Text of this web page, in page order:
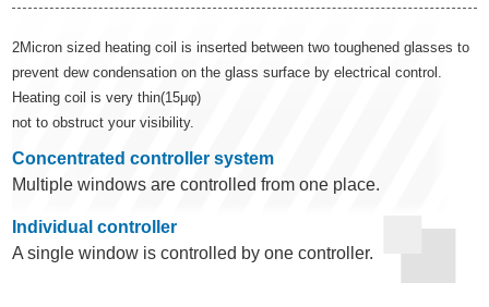
2Micron sized heating coil is inserted between two toughened glasses to
prevent dew condensation on the glass surface by electrical control.
Heating coil is very thin(15μφ)
not to obstruct your visibility.
Concentrated controller system
Multiple windows are controlled from one place.
Individual controller
A single window is controlled by one controller.